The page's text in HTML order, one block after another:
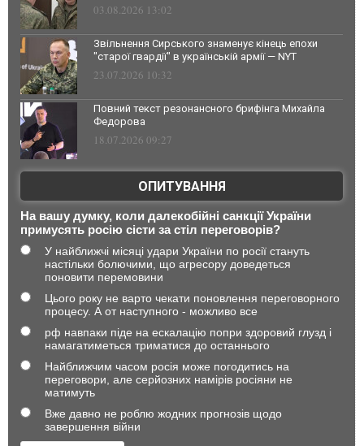
03.08.2026 13:02
Звільнення Сирського знаменує кінець епохи
"старої гвардії" в українській армії — NYT
23.07.2026 10:32
Повний текст резонансного брифінга Михайла
Федорова
18.07.2026 09:27
ОПИТУВАННЯ
На вашу думку, коли далекобійні санкції України
примусять росію сісти за стіл переговорів?
У найближчі місяці удари України по росії стануть
настільки болючими, що агресору доведеться
поновити перемовини
Цього року не варто чекати поновлення переговорного
процесу. А от наступного - можливо все
рф навпаки піде на ескалацію попри здоровий глузд і
намагатиметься триматися до останнього
Найближчим часом росія може погодитись на
переговори, але серйозних намірів росіяни не
матимуть
Вже давно не роблю жодних прогнозів щодо
завершення війни